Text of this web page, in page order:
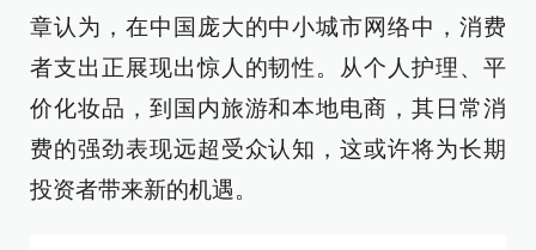
章认为，在中国庞大的中小城市网络中，消费
者支出正展现出惊人的韧性。从个人护理、平
价化妆品，到国内旅游和本地电商，其日常消
费的强劲表现远超受众认知，这或许将为长期
投资者带来新的机遇。